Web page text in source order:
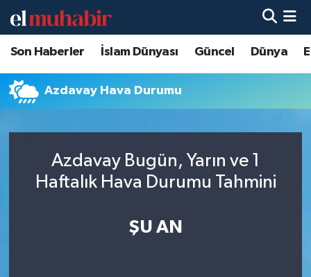
Son Haberler İslam Dünyası Güncel Dünya
Azdavay Hava Durumu
Azdavay Bugün, Yarın ve 1
Haftalık Hava Durumu Tahmini
ŞU AN
Hava Durumu
Trafik Durumu
Tüm Manşetler